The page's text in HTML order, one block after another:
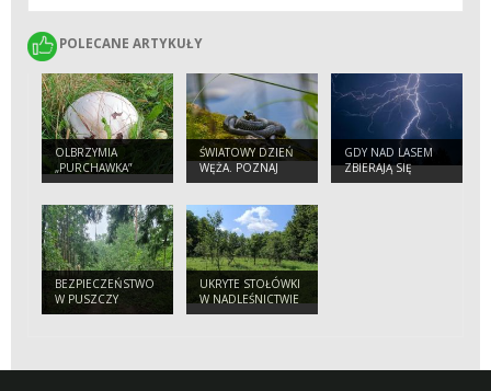
POLECANE ARTYKUŁY
POLECANE ARTYKUŁY
OLBRZYMIA
„PURCHAWKA”
ŚWIATOWY DZIEŃ
WĘŻA. POZNAJ
NASZYCH
SĄSIADÓW
GDY NAD LASEM
ZBIERAJĄ SIĘ
CHMURY.
BEZPIECZEŃSTWO
W PUSZCZY
BIAŁOWIESKIEJ.
UKRYTE STOŁÓWKI
W NADLEŚNICTWIE
BROWSK. SKĄD SIĘ